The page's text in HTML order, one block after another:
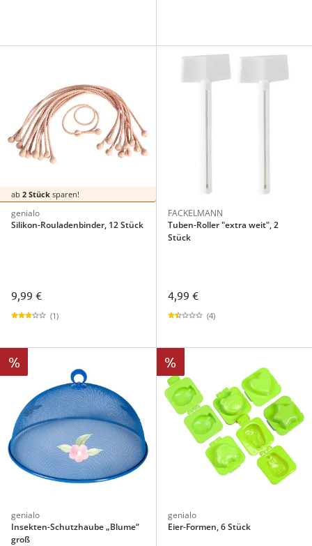
ab 2 Stück sparen!
genialo
Silikon-Rouladenbinder, 12 Stück
9,99 €
(1)
FACKELMANN
Tuben-Roller "extra weit", 2
Stück
4,99 €
(4)
%
genialo
Insekten-Schutzhaube „Blume“
groß
%
genialo
Eier-Formen, 6 Stück